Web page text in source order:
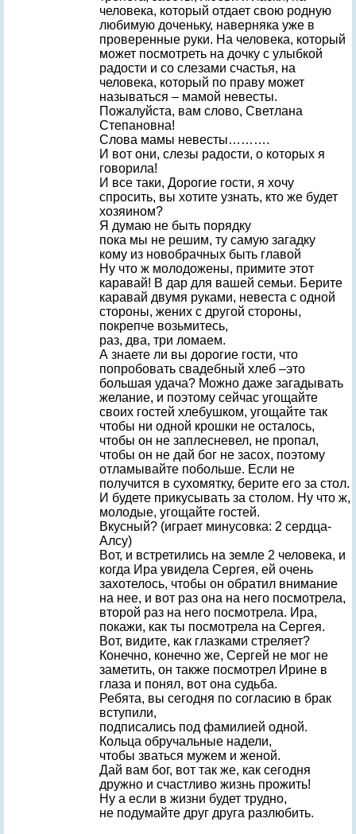
человека, который отдает свою родную
любимую доченьку, наверняка уже в
проверенные руки. На человека, который
может посмотреть на дочку с улыбкой
радости и со слезами счастья, на
человека, который по праву может
называться – мамой невесты.
Пожалуйста, вам слово, Светлана
Степановна!
Слова мамы невесты……….
И вот они, слезы радости, о которых я
говорила!
И все таки, Дорогие гости, я хочу
спросить, вы хотите узнать, кто же будет
хозяином?
Я думаю не быть порядку
пока мы не решим, ту самую загадку
кому из новобрачных быть главой
Ну что ж молодожены, примите этот
каравай! В дар для вашей семьи. Берите
каравай двумя руками, невеста с одной
стороны, жених с другой стороны,
покрепче возьмитесь,
раз, два, три ломаем.
А знаете ли вы дорогие гости, что
попробовать свадебный хлеб –это
большая удача? Можно даже загадывать
желание, и поэтому сейчас угощайте
своих гостей хлебушком, угощайте так
чтобы ни одной крошки не осталось,
чтобы он не заплесневел, не пропал,
чтобы он не дай бог не засох, поэтому
отламывайте побольше. Если не
получится в сухомятку, берите его за стол.
И будете прикусывать за столом. Ну что ж,
молодые, угощайте гостей.
Вкусный? (играет минусовка: 2 сердца-
Алсу)
Вот, и встретились на земле 2 человека, и
когда Ира увидела Сергея, ей очень
захотелось, чтобы он обратил внимание
на нее, и вот раз она на него посмотрела,
второй раз на него посмотрела. Ира,
покажи, как ты посмотрела на Сергея.
Вот, видите, как глазками стреляет?
Конечно, конечно же, Сергей не мог не
заметить, он также посмотрел Ирине в
глаза и понял, вот она судьба.
Ребята, вы сегодня по согласию в брак
вступили,
подписались под фамилией одной.
Кольца обручальные надели,
чтобы зваться мужем и женой.
Дай вам бог, вот так же, как сегодня
дружно и счастливо жизнь прожить!
Ну а если в жизни будет трудно,
не подумайте друг друга разлюбить.